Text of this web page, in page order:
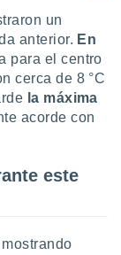
un
anterior. En
para el centro
cerca de 8 °C
la máxima
acorde con
este